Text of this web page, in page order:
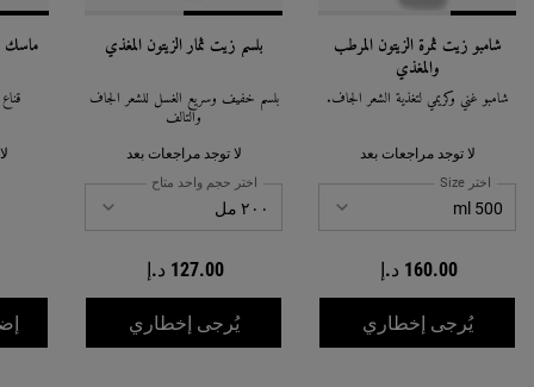
شامبو زيت ثمرة الزيتون المرطب
والمغذي
شامبو غني وكريمي لتغذية الشعر الجاف.
لا توجد مراجعات بعد
اختر Size
160.00 د.إ
يُرجى إخطاري
بلسم زيت ثمار الزيتون المغذي
بلسم خفيف وسريع الغسل للشعر الجاف
والتالف
لا توجد مراجعات بعد
اختر حجم واحد متاح
127.00 د.إ
يُرجى إخطاري
ماسك